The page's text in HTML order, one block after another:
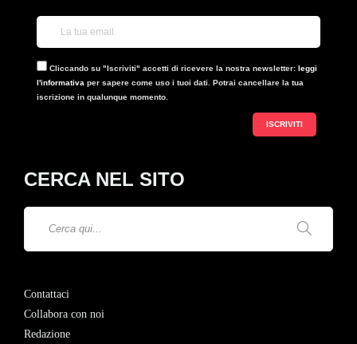
Cliccando su "Iscriviti" accetti di ricevere la nostra newsletter: leggi
l'informativa per sapere come uso i tuoi dati. Potrai cancellare la tua
iscrizione in qualunque momento.
CERCA NEL SITO
Contattaci
Collabora con noi
Redazione